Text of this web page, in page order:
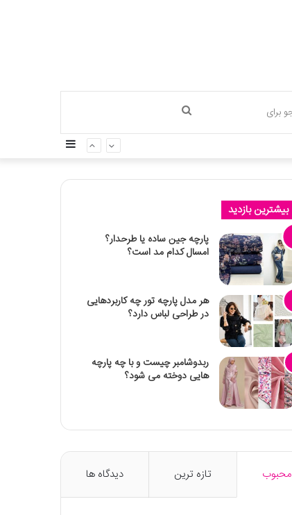
بیشترین بازدید
پارچه جین ساده یا طرحدار؟
امسال کدام مد است؟
هر مدل پارچه تور چه کاربردهایی
در طراحی لباس دارد؟
ربدوشامبر چیست و با چه پارچه
هایی دوخته می شود؟
محبوب تازه ترین دیدگاه ها